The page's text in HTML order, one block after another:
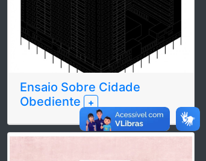
Ensaio Sobre Cidade
Obediente +